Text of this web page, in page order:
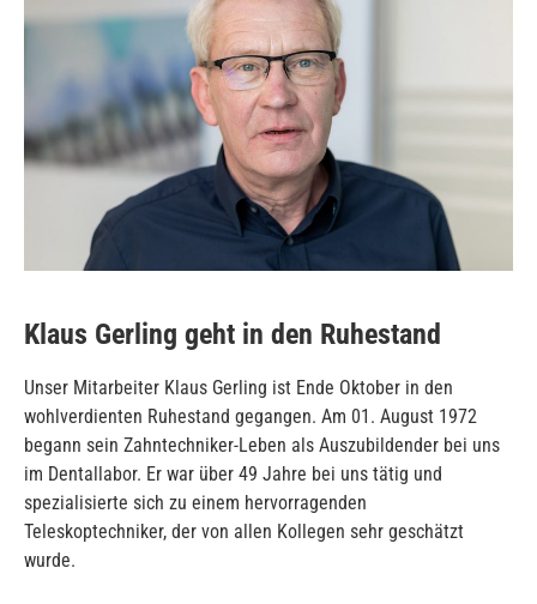
Klaus Gerling geht in den Ruhestand
Unser Mitarbeiter Klaus Gerling ist Ende Oktober in den
wohlverdienten Ruhestand gegangen. Am 01. August 1972
begann sein Zahntechniker-Leben als Auszubildender bei uns
im Dentallabor. Er war über 49 Jahre bei uns tätig und
spezialisierte sich zu einem hervorragenden
Teleskoptechniker, der von allen Kollegen sehr geschätzt
wurde.